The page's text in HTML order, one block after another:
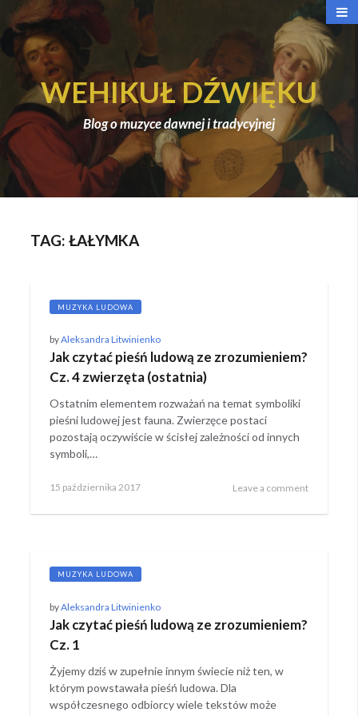
WEHIKUŁ DŹWIĘKU
Blog o muzyce dawnej i tradycyjnej
TAG: ŁAŁYMKA
MUZYKA LUDOWA
byAleksandra Litwinienko
Jak czytać pieśń ludową ze zrozumieniem?
Cz. 4 zwierzęta (ostatnia)
Ostatnim elementem rozważań na temat symboliki
pieśni ludowej jest fauna. Zwierzęce postaci
pozostają oczywiście w ścisłej zależności od innych
symboli,…
Leave a comment
Posted
15 października 20171
MUZYKA LUDOWA
byAleksandra Litwinienko
Jak czytać pieśń ludową ze zrozumieniem?
Cz. 1
Żyjemy dziś w zupełnie innym świecie niż ten, w
którym powstawała pieśń ludowa. Dla
współczesnego odbiorcy wiele tekstów może